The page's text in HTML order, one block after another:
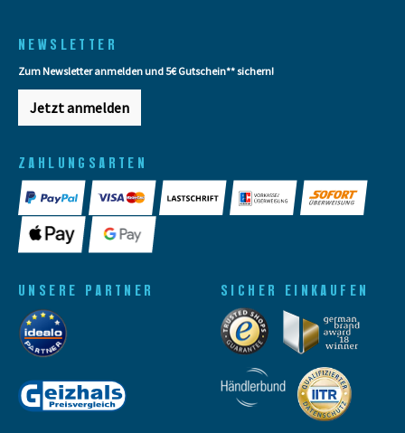
NEWSLETTER
Zum Newsletter anmelden und 5€ Gutschein** sichern!
Jetzt anmelden
ZAHLUNGSARTEN
UNSERE PARTNER SICHER EINKAUFEN